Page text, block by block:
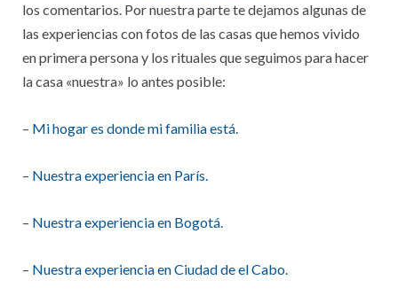
los comentarios. Por nuestra parte te dejamos algunas de
las experiencias con fotos de las casas que hemos vivido
en primera persona y los rituales que seguimos para hacer
la casa «nuestra» lo antes posible:
– Mi hogar es donde mi familia está.
– Nuestra experiencia en París.
– Nuestra experiencia en Bogotá.
– Nuestra experiencia en Ciudad de el Cabo.